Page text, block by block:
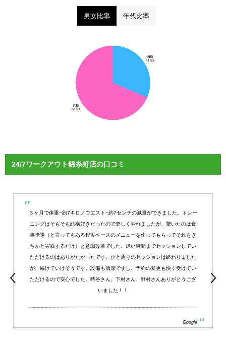
男女比率 年代比率
24/7ワークアウト錦糸町店の口コミ
３ヶ月で体重−約7キロ／ウエスト−約7センチの減量ができました。トレー
ニングはそもそも結構好きだったので楽しくやれましたが、驚いたのは食
事指導（と言ってもある程度ベースのメニューを作ってもらってそれをき
ちんと実践するだけ）と意識改革でした。遅い時間までセッションしてい
ただけるのはありがたかったです。ひと通りのセッションは終わりました
が、続けていけそうです。設備も清潔ですし、予約の変更も快く受けてい
ただけるので安心でした。時谷さん、下村さん、野村さんありがとうござ
いました！！
Google